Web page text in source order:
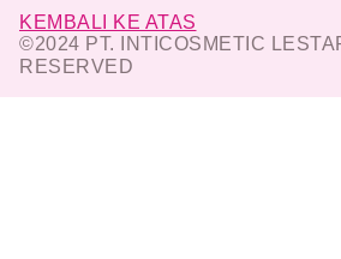
KEMBALI KE ATAS
©2024 PT. INTICOSMETIC
RESERVED